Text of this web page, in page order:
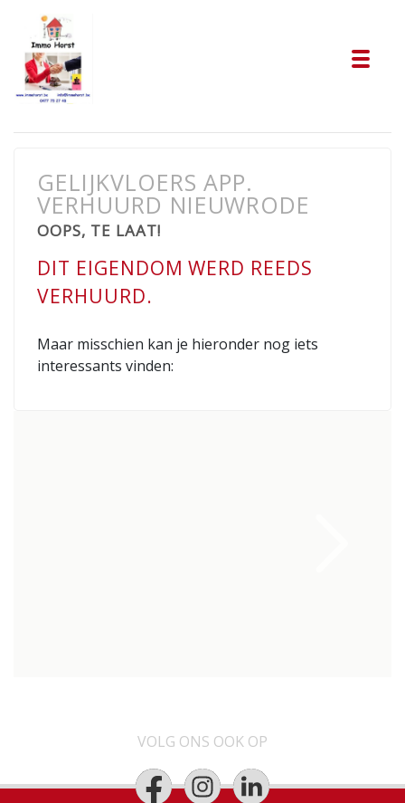
GELIJKVLOERS APP.
VERHUURD NIEUWRODE
OOPS, TE LAAT!
DIT EIGENDOM WERD REEDS
VERHUURD.
Maar misschien kan je hieronder nog iets
interessants vinden:
VOLG ONS OOK OP